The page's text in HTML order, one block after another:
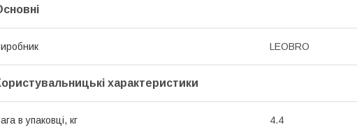
LEOBRO
характеристики
в упаковці, кг 4.4